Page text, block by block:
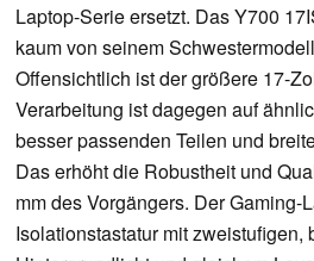
Laptop-Serie ersetzt. Das Y700
kaum von seinem
Offensichtlich ist der größere 17-
Verarbeitung ist dagegen auf
besser passenden Teilen und
Das erhöht die Robustheit und
mm des Vorgängers. Der Gaming-
Isolationstastatur mit zweistufigen,